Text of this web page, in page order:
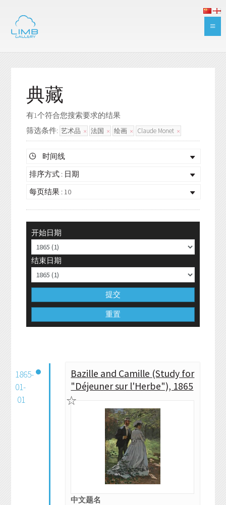
典藏
有1个符合您搜索要求的结果
筛选条件: 艺术品 法国 绘画 Claude Monet
时间线
排序方式 : 日期
每页结果 : 10
开始日期
结束日期
提交
重置
1865-
01-
01
Bazille and Camille (Study for
"Déjeuner sur l'Herbe"), 1865
中文题名